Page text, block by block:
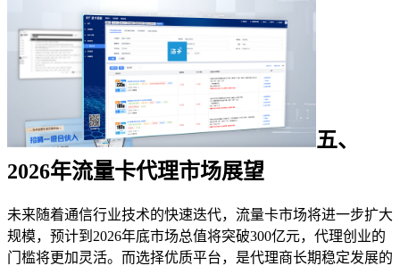
五、
2026年流量卡代理市场展望
未来随着通信行业技术的快速迭代，流量卡市场将进一步扩大
规模，预计到2026年底市场总值将突破300亿元，代理创业的
门槛将更加灵活。而选择优质平台，是代理商长期稳定发展的